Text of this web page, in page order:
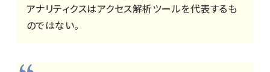
アナリティクスはアクセス解析ツールを代表するも
のではない。